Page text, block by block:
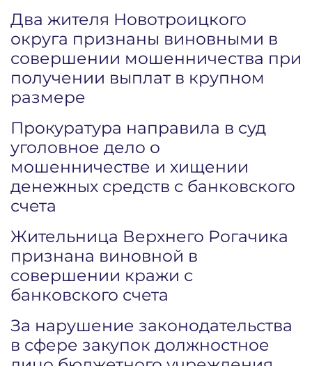
Два жителя Новотроицкого
округа признаны виновными в
совершении мошенничества при
получении выплат в крупном
размере
Прокуратура направила в суд
уголовное дело о
мошенничестве и хищении
денежных средств с банковского
счета
Жительница Верхнего Рогачика
признана виновной в
совершении кражи с
банковского счета
За нарушение законодательства
в сфере закупок должностное